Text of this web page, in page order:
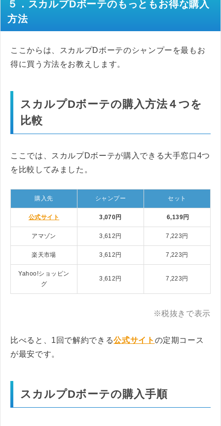
５．スカルプDボーテのもっともお得な購入
方法
ここからは、スカルプDボーテのシャンプーを最もお
得に買う方法をお教えします。
スカルプDボーテの購入方法４つを
比較
ここでは、スカルプDボーテが購入できる大手窓口4つ
を比較してみました。
購入先 シャンプー セット
公式サイト 3,070円 6,139円
アマゾン 3,612円 7,223円
楽天市場 3,612円 7,223円
Yahoo!ショッピン
グ
3,612円 7,223円
※税抜きで表示
比べると、1回で解約できる公式サイト の定期コース
が最安です。
スカルプDボーテの購入手順